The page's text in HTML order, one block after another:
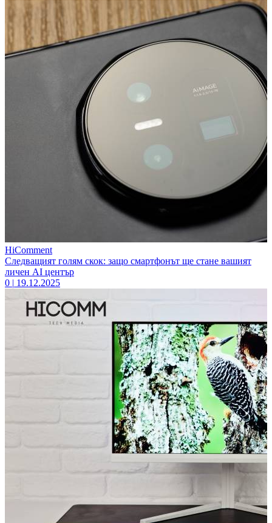
HiComment
Следващият голям скок: защо смартфонът ще стане вашият
личен AI център
0 | 19.12.2025